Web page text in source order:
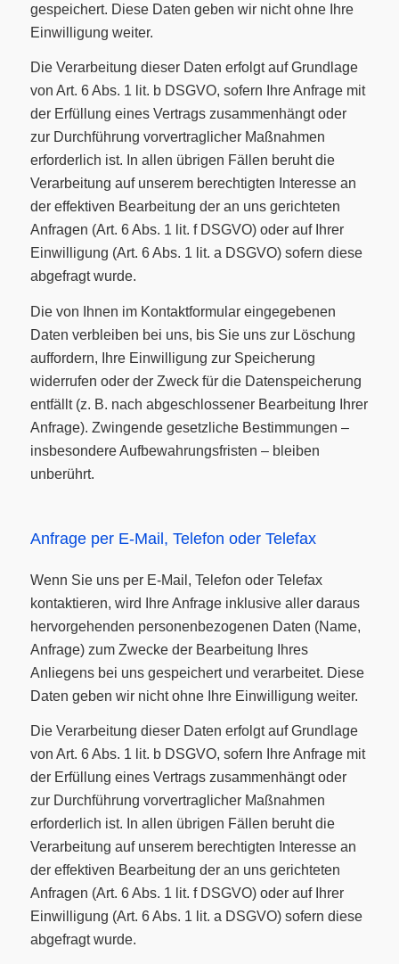
gespeichert. Diese Daten geben wir nicht ohne Ihre
Einwilligung weiter.
Die Verarbeitung dieser Daten erfolgt auf Grundlage
von Art. 6 Abs. 1 lit. b DSGVO, sofern Ihre Anfrage mit
der Erfüllung eines Vertrags zusammenhängt oder
zur Durchführung vorvertraglicher Maßnahmen
erforderlich ist. In allen übrigen Fällen beruht die
Verarbeitung auf unserem berechtigten Interesse an
der effektiven Bearbeitung der an uns gerichteten
Anfragen (Art. 6 Abs. 1 lit. f DSGVO) oder auf Ihrer
Einwilligung (Art. 6 Abs. 1 lit. a DSGVO) sofern diese
abgefragt wurde.
Die von Ihnen im Kontaktformular eingegebenen
Daten verbleiben bei uns, bis Sie uns zur Löschung
auffordern, Ihre Einwilligung zur Speicherung
widerrufen oder der Zweck für die Datenspeicherung
entfällt (z. B. nach abgeschlossener Bearbeitung Ihrer
Anfrage). Zwingende gesetzliche Bestimmungen –
insbesondere Aufbewahrungsfristen – bleiben
unberührt.
Anfrage per E-Mail, Telefon oder Telefax
Wenn Sie uns per E-Mail, Telefon oder Telefax
kontaktieren, wird Ihre Anfrage inklusive aller daraus
hervorgehenden personenbezogenen Daten (Name,
Anfrage) zum Zwecke der Bearbeitung Ihres
Anliegens bei uns gespeichert und verarbeitet. Diese
Daten geben wir nicht ohne Ihre Einwilligung weiter.
Die Verarbeitung dieser Daten erfolgt auf Grundlage
von Art. 6 Abs. 1 lit. b DSGVO, sofern Ihre Anfrage mit
der Erfüllung eines Vertrags zusammenhängt oder
zur Durchführung vorvertraglicher Maßnahmen
erforderlich ist. In allen übrigen Fällen beruht die
Verarbeitung auf unserem berechtigten Interesse an
der effektiven Bearbeitung der an uns gerichteten
Anfragen (Art. 6 Abs. 1 lit. f DSGVO) oder auf Ihrer
Einwilligung (Art. 6 Abs. 1 lit. a DSGVO) sofern diese
abgefragt wurde.